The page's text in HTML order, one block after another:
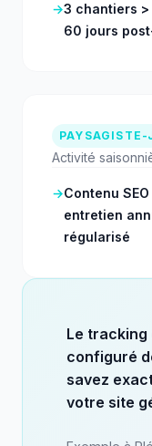
→3 chantiers
60 jours
Activité
→Contenu
entretien
régularisé
Le
configuré
savez
votre site